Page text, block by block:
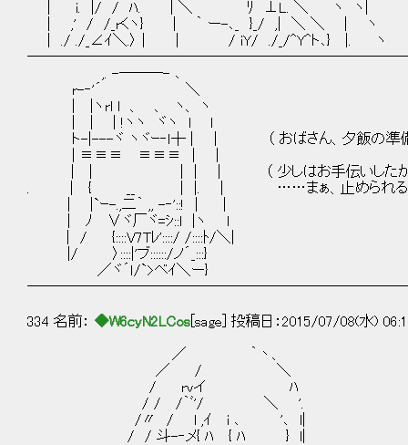
| i. |/ / ﾊ. | ＼ ﾘ ⊥L. ＼ ヽ ヽ|
| ,' / /_rくヽ} | ｀ ー-､_ }_/ ,| ＼ ＼ | ヽ
| ./ ./_∠ｲ＼.〉 | | / iY/ ./_/^Y^ト､} |. ヽ
,. -───- ､
r-‐'´ ＼
| |ヽrl l 、 、 ヽ、 ヽ
| | | !ヽヽ ヾヽ l l
ト-|---ヾ ヽヾｰ‐ｌ┼ | | （ おばさん、夕飯の準備は終
| ≡≡≡ ≡≡≡ | |
| | | ｜ | （ 少しはお手伝いしたかっ
. | { __ | |. | ……まぁ、止められるんだろ
| |`ｰ-.,二｀ ,, -‐'::! | |
| ﾉ ∨ヾ厂ヾ=ｼ::l |ヽ l
| / {::::V7Tﾚ'::::/ /::::ﾄ/＼|
|/ 〉::::|'ブ::::::/ノ´_:::}
／ヾ´ｌ/`>ベｲ＼ー}
334 名前： ◆W6cyN2LCos [sage] 投稿日：2015/07/08(水)
／ ｀丶、
／ / ＼
/ rvイ ﾊ
/ / /｀ﾞ'/ ＼ '.
/〃 / l ,ｲ i ､ '､ l|
/ / 斗-‐メ{ ﾊ { ﾊ } l|